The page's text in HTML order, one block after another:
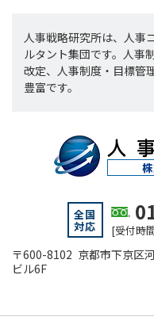
人事戦略研究所は、人事
ルタント集団です。人事
改定、人事制度・目標管
豊富です。
全国
対応 [受付時
〒600-8102 京都市下京区
ビル6F